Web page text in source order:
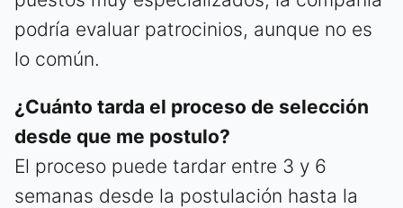
podría evaluar patrocinios, aunque no es
lo común.
¿Cuánto tarda el proceso de selección
desde que me postulo?
El proceso puede tardar entre 3 y 6
semanas desde la postulación hasta la